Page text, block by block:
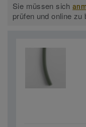
Sie müssen sich
prüfen und online